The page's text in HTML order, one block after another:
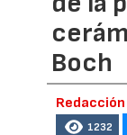
Boch
1232